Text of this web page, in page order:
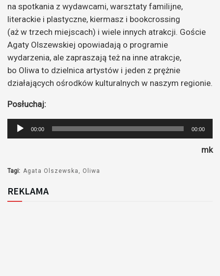
na spotkania z wydawcami, warsztaty familijne,
literackie i plastyczne, kiermasz i bookcrossing
(aż w trzech miejscach) i wiele innych atrakcji. Goście
Agaty Olszewskiej opowiadają o programie
wydarzenia, ale zapraszają też na inne atrakcje,
bo Oliwa to dzielnica artystów i jeden z prężnie
działających ośrodków kulturalnych w naszym regionie.
Posłuchaj:
Odtwarzacz
plików
00:00 00:00
mk
Tagi: Agata Olszewska Oliwa
REKLAMA